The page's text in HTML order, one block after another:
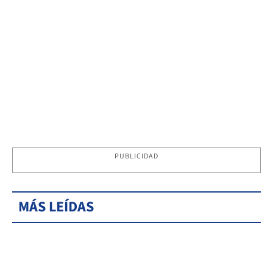
PUBLICIDAD
MÁS LEÍDAS